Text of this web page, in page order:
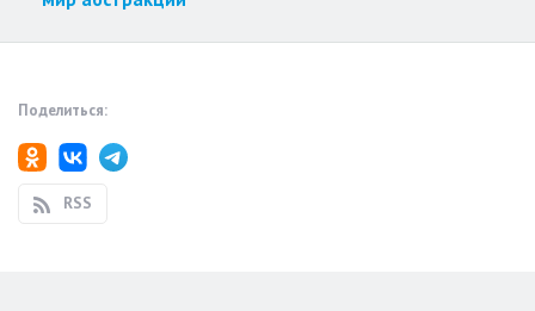
Поделиться:
RSS